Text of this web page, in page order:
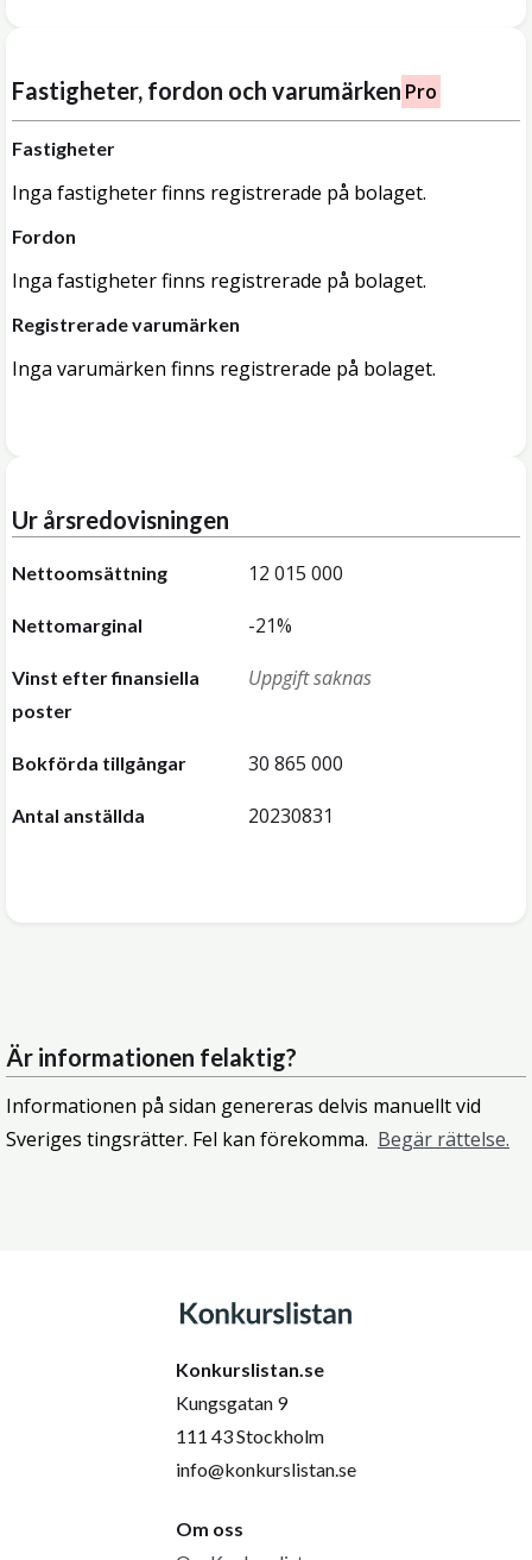
Fastigheter, fordon och varumärken Pro
Fastigheter
Inga fastigheter finns registrerade på bolaget.
Fordon
Inga fastigheter finns registrerade på bolaget.
Registrerade varumärken
Inga varumärken finns registrerade på bolaget.
Ur årsredovisningen
Nettoomsättning 12 015 000
Nettomarginal -21%
Vinst efter finansiella
poster
Uppgift saknas
Bokförda tillgångar 30 865 000
Antal anställda 20230831
Är informationen felaktig?
Informationen på sidan genereras delvis manuellt vid
Sveriges tingsrätter. Fel kan förekomma. Begär rättelse.
Konkurslistan.se
Kungsgatan 9
111 43 Stockholm
info@konkurslistan.se
Om oss